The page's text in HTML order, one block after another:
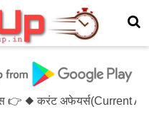
◆ करंट अफेयर्स(Current